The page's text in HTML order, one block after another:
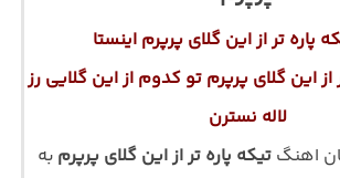
پاره تر از این گلای پرپرم اینستا
این گلای پرپرم تو کدوم از این گلایی رز
لاله نسترن
اهنگ تیکه پاره تر از این گلای پرپرم به